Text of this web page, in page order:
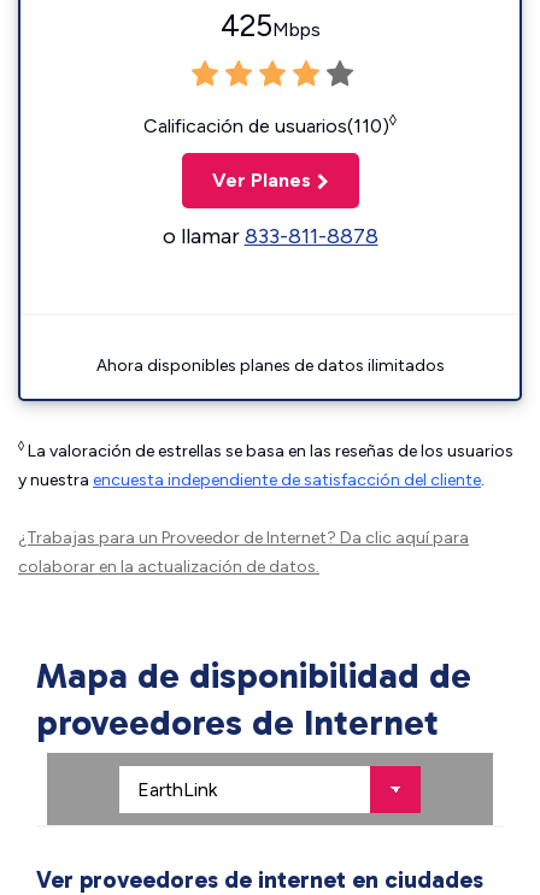
425Mbps
Calificación de usuarios(110)◊
Ver Planes
o llamar833-811-8878
Ahora disponibles planes de datos ilimitados
◊ La valoración de estrellas se basa en las reseñas de los usuarios
y nuestra encuesta independiente de satisfacción del cliente.
¿Trabajas para un Proveedor de Internet? Da clic aquípara
colaborar en la actualización de datos.
Mapa de disponibilidad de
proveedores de Internet
Ver proveedores de internet en ciudades